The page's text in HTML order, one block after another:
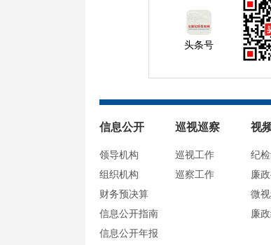
头条号
信息公开
领导机构
组织机构
财务预决算
信息公开指南
信息公开年报
巡视巡察
巡视工作
巡察工作
视
纪
廉
微
廉